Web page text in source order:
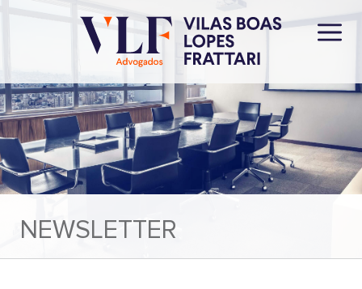
NEWSLETTER